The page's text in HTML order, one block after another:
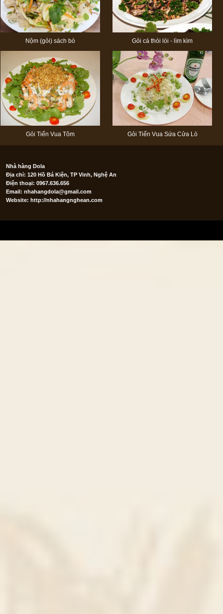
Nộm (gỏi) sách bò Gỏi cá thòi lòi - lìm kìm
Gỏi Tiến Vua Tôm Gỏi Tiến Vua Sứa Cửa Lò
Nhà hàng Dola
Địa chỉ: 120 Hồ Bá Kiện, TP Vinh, Nghệ An
Điện thoại: 0967.636.656
Email: nhahangdola@gmail.com
Website: http://nhahangnghean.com